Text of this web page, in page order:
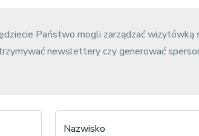
Państwo mogli zarządzać wizytówką
newslettery czy generować
Nazwisko